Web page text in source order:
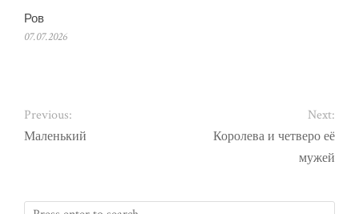
Ров
07.07.2026
Previous:
Маленький
Next:
Королева и четверо её
мужей